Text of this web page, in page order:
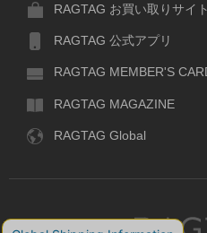
RAGTAG お買い取りサイト
RAGTAG 公式アプリ
RAGTAG MEMBER'S
RAGTAG MAGAZINE
RAGTAG Global